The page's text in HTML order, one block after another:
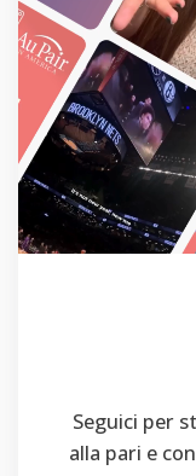
Seguici per
alla pari e